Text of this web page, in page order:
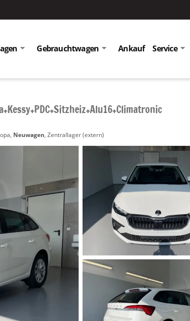
Gebrauchtwagen Ankauf Service
Neuwagen, Zentrallager (extern)